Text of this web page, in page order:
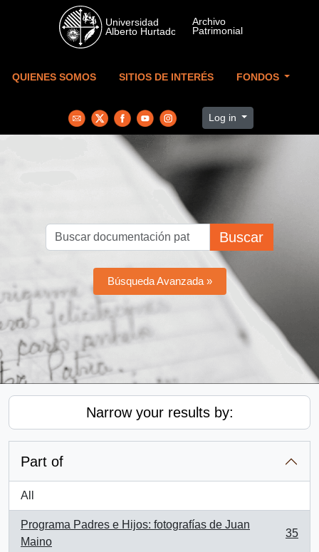
Skip to main content
QUIENES SOMOS SITIOS DE INTERÉS FONDOS
Log in
Buscar
Búsqueda Avanzada »
Narrow your results by:
Part of
All
Programa Padres e Hijos: fotografías de Juan
Maino
, 35 results
35